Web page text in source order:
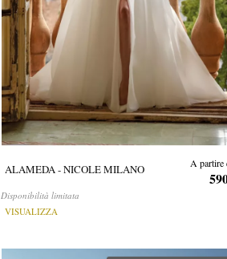
ALAMEDA - NICOLE MILANO
Disponibilità limitata
VISUALIZZA
A partire